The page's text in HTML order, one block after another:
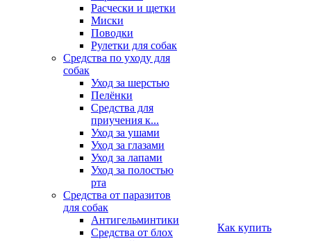
Расчески и щетки
Миски
Поводки
Рулетки для собак
Средства по уходу для
собак
Уход за шерстью
Пелёнки
Средства для
приучения к...
Уход за ушами
Уход за глазами
Уход за лапами
Уход за полостью
рта
Средства от паразитов
для собак
Антигельминтики
Средства от блох
Как купить